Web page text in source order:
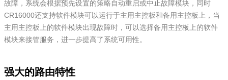
故障，系统会根据预先设置的策略自动重启或中止故障模块，同时
CR16000还支持软件模块可以运行于主用主控板和备用主控板上，当
主用主控板上的软件模块出现故障时，可以选择备用主控板上的软件
模块来接管服务，进一步提高了系统可用性。
强大的路由特性